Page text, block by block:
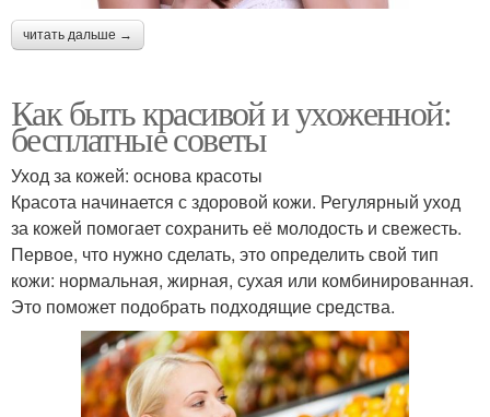
читать дальше →
Как быть красивой и ухоженной:
бесплатные советы
Уход за кожей: основа красоты
Красота начинается с здоровой кожи. Регулярный уход
за кожей помогает сохранить её молодость и свежесть.
Первое, что нужно сделать, это определить свой тип
кожи: нормальная, жирная, сухая или комбинированная.
Это поможет подобрать подходящие средства.